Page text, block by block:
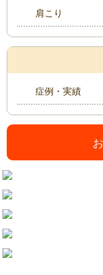
肩こり
症例・実績